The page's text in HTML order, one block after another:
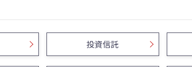
投資信託